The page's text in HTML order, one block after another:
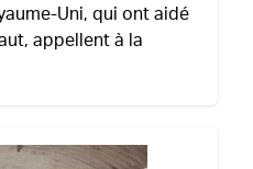
Uni, qui ont aidé
appellent à la